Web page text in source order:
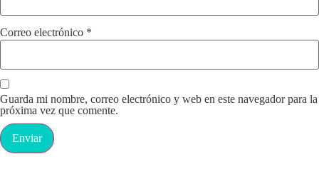
Correo electrónico *
Guarda mi nombre, correo electrónico y web en este navegador para la
próxima vez que comente.